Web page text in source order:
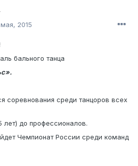
2015
бального танца
соревнования среди танцоров всех
до профессионалов.
Чемпионат России среди команд